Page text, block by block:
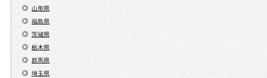
山形県
福島県
茨城県
栃木県
群馬県
埼玉県